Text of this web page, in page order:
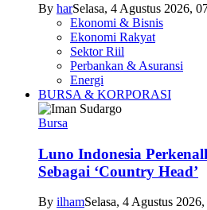
By harSelasa, 4 Agustus 2026,
Ekonomi & Bisnis
Ekonomi Rakyat
Sektor Riil
Perbankan & Asuransi
Energi
BURSA & KORPORASI
Bursa
Luno Indonesia
Sebagai ‘Country Head’
By ilhamSelasa, 4 Agustus